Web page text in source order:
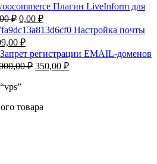
Плагин LiveInform для
₽ Первоначальная
цена
составляла
1200,00 ₽.
0,00 ₽Текущая
цена:
Настройка почты
₽.
₽Текущая
цена:
1299,00 ₽.
Запрет регистрации EMAIL-доменов
₽ Первоначальная
350,00 ₽Текущая
товара